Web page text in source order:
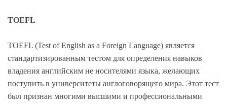
TOEFL
TOEFL (Test of English as a Foreign Language) является
стандартизированным тестом для определения навыков
владения английским не носителями языка, желающих
поступить в университеты англоговорящего мира. Этот тест
был признан многими высшими и профессиональными